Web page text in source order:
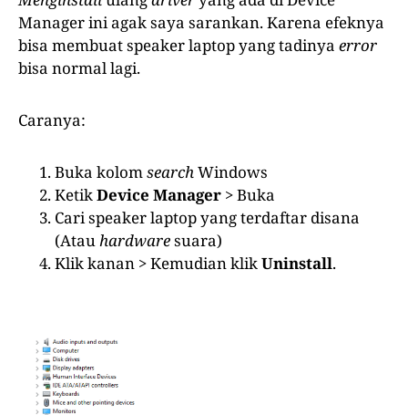
Manager ini agak saya sarankan. Karena efeknya
bisa membuat speaker laptop yang tadinya error
bisa normal lagi.
Caranya:
Buka kolomsearchWindows
KetikDevice Manager > Buka
Cari speaker laptop yang terdaftar disana
(Atauhardwaresuara)
Klik kanan > Kemudian klikUninstall.